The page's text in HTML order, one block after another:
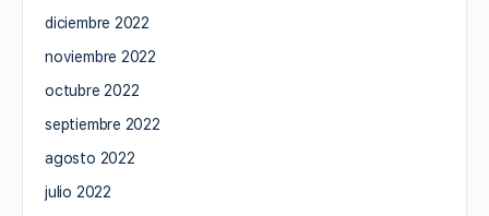
diciembre 2022
noviembre 2022
octubre 2022
septiembre 2022
agosto 2022
julio 2022